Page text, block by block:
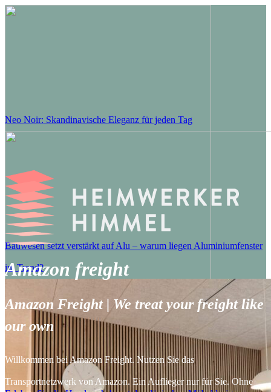
Neo Noir: Skandinavische Eleganz für jeden Tag
Bauwesen setzt verstärkt auf Alu – warum liegen Aluminiumfenster
im Trend?
Amazon freight
Amazon Freight | We treat your freight like
our own
Willkommen bei Amazon Freight. Nutzen Sie das
Transportnetzwerk von Amazon. Ein Auflieger nur für Sie. Ohne